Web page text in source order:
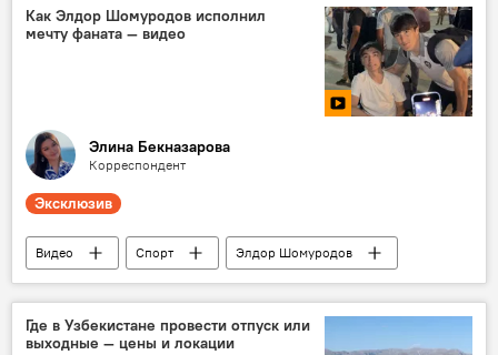
пользователь
Как Элдор Шомуродов исполнил
мечту фаната — видео
Элина Бекназарова
Корреспондент
Эксклюзив
Видео Спорт
Элдор Шомуродов
мечта
Сборная Узбекистана
Узбекистан
Где в Узбекистане провести отпуск или
выходные — цены и локации